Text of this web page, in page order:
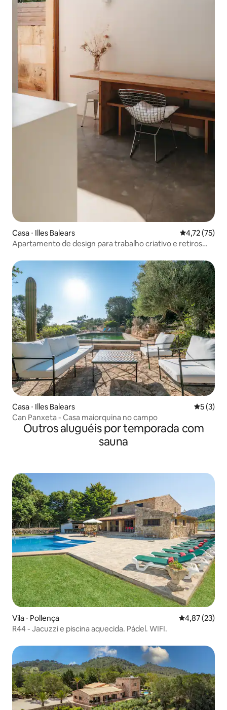
Casa ⋅ Illes Balears 4,72 de uma
4,72 (75)
Apartamento de design para trabalho criativo e retiros
Casa ⋅ Illes Balears 5 de
5 (3)
Can Panxeta - Casa maiorquina no campo
Outros aluguéis por temporada com
sauna
Vila ⋅ Pollença 4,87 de uma
4,87 (23)
R44 - Jacuzzi e piscina aquecida. Pádel. WIFI.